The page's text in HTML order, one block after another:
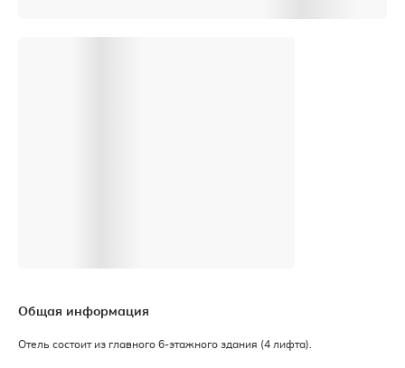
Общая информация
Отель состоит из главного 6-этажного здания (4 лифта).